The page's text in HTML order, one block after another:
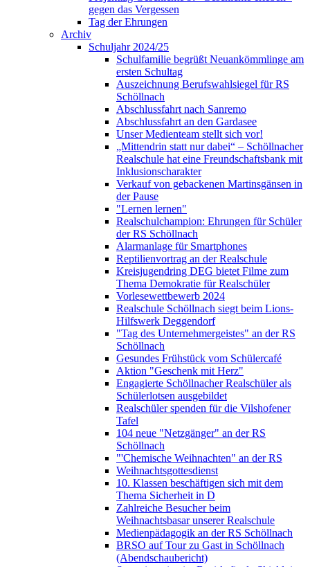
gegen das Vergessen
Tag der Ehrungen
Archiv
Schuljahr 2024/25
Schulfamilie begrüßt Neuankömmlinge am
ersten Schultag
Auszeichnung Berufswahlsiegel für RS
Schöllnach
Abschlussfahrt nach Sanremo
Abschlussfahrt an den Gardasee
Unser Medienteam stellt sich vor!
„Mittendrin statt nur dabei“ – Schöllnacher
Realschule hat eine Freundschaftsbank mit
Inklusionscharakter
Verkauf von gebackenen Martinsgänsen in
der Pause
"Lernen lernen"
Realschulchampion: Ehrungen für Schüler
der RS Schöllnach
Alarmanlage für Smartphones
Reptilienvortrag an der Realschule
Kreisjugendring DEG bietet Filme zum
Thema Demokratie für Realschüler
Vorlesewettbewerb 2024
Realschule Schöllnach siegt beim Lions-
Hilfswerk Deggendorf
"Tag des Unternehmergeistes" an der RS
Schöllnach
Gesundes Frühstück vom Schülercafé
Aktion "Geschenk mit Herz"
Engagierte Schöllnacher Realschüler als
Schülerlotsen ausgebildet
Realschüler spenden für die Vilshofener
Tafel
104 neue "Netzgänger" an der RS
Schöllnach
"'Chemische Weihnachten" an der RS
Weihnachtsgottesdienst
10. Klassen beschäftigen sich mit dem
Thema Sicherheit in D
Zahlreiche Besucher beim
Weihnachtsbasar unserer Realschule
Medienpädagogik an der RS Schöllnach
BRSO auf Tour zu Gast in Schöllnach
(Abendschaubericht)